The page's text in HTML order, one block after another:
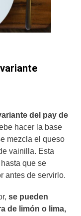
del pay de
hacer la base
mezcla el queso
vainilla. Esta
que se
antes de servirlo.
se pueden
de limón o lima,